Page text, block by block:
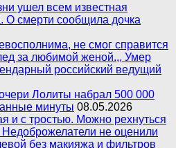
ушел всем известная
О смерти сообщила дочка
не смог справится
за любимой женой.,, Умер
российский ведущий
Лолиты набрал 500 000
минуты 08.05.2026
и с тростью. Можно рехнуться
Недоброжелатели не оценили
без макияжа и фильтров